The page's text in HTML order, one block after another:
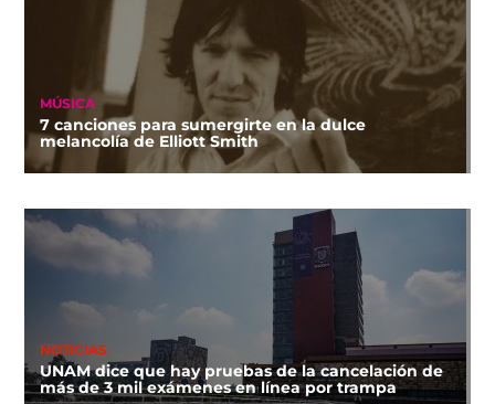
MÚSICA
7 canciones para sumergirte en la dulce
melancolía de Elliott Smith
NOTICIAS
UNAM dice que hay pruebas de la cancelación de
más de 3 mil exámenes en línea por trampa